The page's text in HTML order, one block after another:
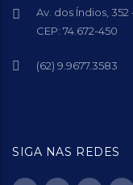
Av. dos Índios,
CEP: 74.672-450
(62) 9.9677.3583
SIGA NAS REDES